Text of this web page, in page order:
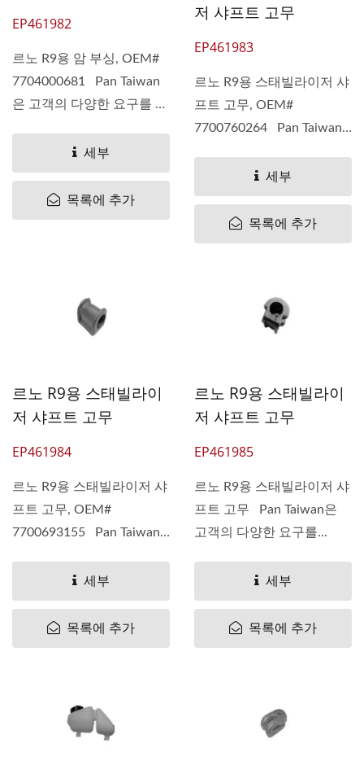
EP461982
르노 R9용 암 부싱, OEM#
7704000681 Pan Taiwan
은 고객의 다양한 요구를 이
세부
목록에 추가
저 샤프트 고무
EP461983
르노 R9용 스태빌라이저 샤
프트 고무, OEM#
7700760264 Pan Taiwan
세부
목록에 추가
르노 R9용 스태빌라이
저 샤프트 고무
EP461984
르노 R9용 스태빌라이저 샤
프트 고무, OEM#
7700693155 Pan Taiwan
세부
목록에 추가
르노 R9용 스태빌라이
저 샤프트 고무
EP461985
르노 R9용 스태빌라이저 샤
프트 고무 Pan Taiwan은
고객의 다양한 요구를...
세부
목록에 추가